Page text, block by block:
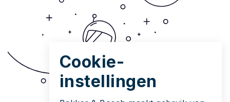
Cookie-
instellingen